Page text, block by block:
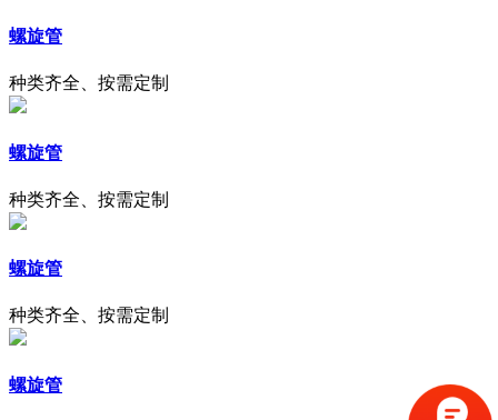
螺旋管
种类齐全、按需定制
螺旋管
种类齐全、按需定制
螺旋管
种类齐全、按需定制
螺旋管